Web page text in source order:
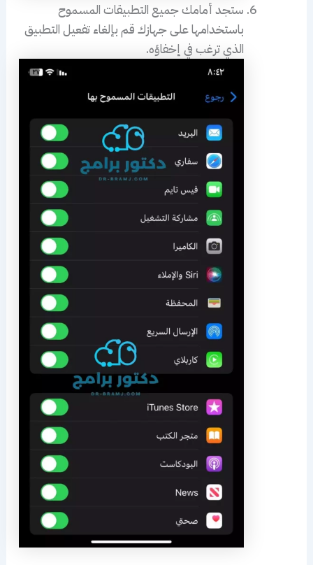
ستجد أمامك جميع التطبيقات المسموح
باستخدامها على جهازك قم بإلغاء تفعيل التطبيق
الذي ترغب في إخفاؤه.